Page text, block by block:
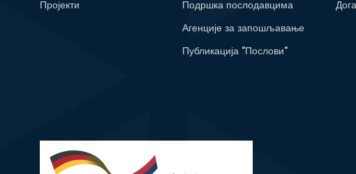
Пројекти
Подршка послодавцима
Агенције за запошљавање
Публикација "Послови"